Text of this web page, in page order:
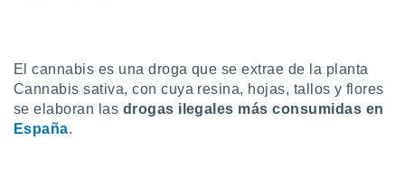
en
más
nuestra
y
El cannabis es una droga que se extrae de la planta
Cannabis sativa, con cuya resina, hojas, tallos y flores
se elaboran las drogas ilegales más consumidas en
España.